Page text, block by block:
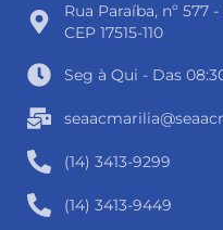
Rua Paraíba, nº 577
CEP 17515-110
Seg à Qui - Das
(14) 3413-9299
(14) 3413-9449